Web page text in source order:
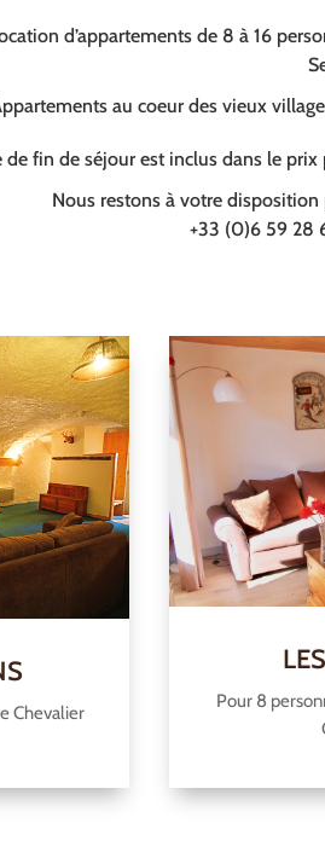
d’appartements de 8 à 16
au coeur des vieux
de fin de séjour est inclus dans le
Nous restons à votre
+33 (0)6 59 28
Chevalier
Pour 8